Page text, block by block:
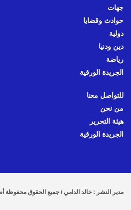
جهات
حوادث وقضايا
دولية
دين ودنيا
رياضة
الجريدة الورقية
للتواصل معنا
من نحن
هيئة التحرير
الجريدة الورقية
مدير النشر : خالد الدامي / جميع الحقوق محفوظة